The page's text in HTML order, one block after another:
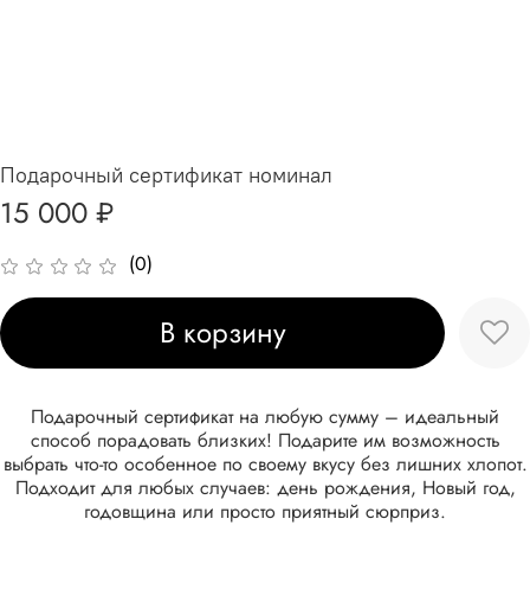
(0)
Подарочный сертификат номинал
15 000 ₽
В корзину
Подарочный сертификат на любую сумму – идеальный
способ порадовать близких! Подарите им возможность
выбрать что-то особенное по своему вкусу без лишних хлопот.
Подходит для любых случаев: день рождения, Новый год,
годовщина или просто приятный сюрприз.